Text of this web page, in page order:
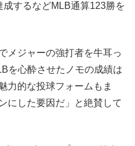
するなどMLB通算123勝を
メジャーの強打者を牛耳っ
を心酔させたノモの成績は
力的な投球フォームもま
にした要因だ」と絶賛して